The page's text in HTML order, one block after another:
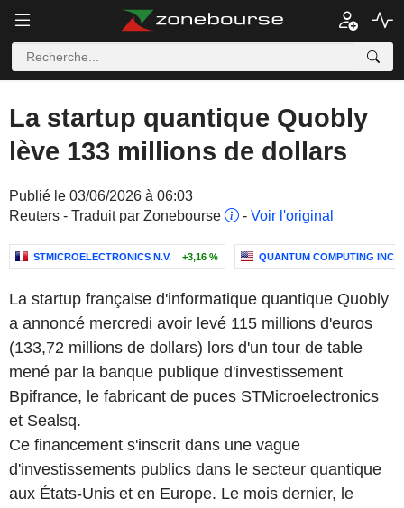
La startup quantique Quobly
lève 133 millions de dollars
Publié le 03/06/2026 à 06:03
Reuters - Traduit par Zonebourse
- Voir l'original
STMICROELECTRONICS N.V. +3,16 % QUANTUM COMPUTING INC.
La startup française d'informatique quantique Quobly
a annoncé mercredi avoir levé 115 millions d'euros
(133,72 millions de dollars) lors d'un tour de table
mené par la banque publique d'investissement
Bpifrance, le fabricant de puces STMicroelectronics
et Sealsq.
Ce financement s'inscrit dans une vague
d'investissements publics dans le secteur quantique
aux États-Unis et en Europe. Le mois dernier, le